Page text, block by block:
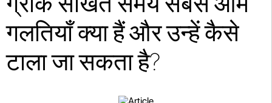
गलतियाँ क्या हैं और उन्हें कैसे
टाला जा सकता है?